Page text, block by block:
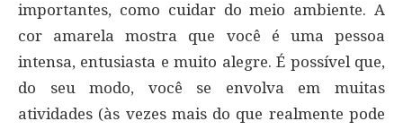
importantes, como cuidar do meio ambiente. A
cor amarela mostra que você é uma pessoa
intensa, entusiasta e muito alegre. É possível que,
do seu modo, você se envolva em muitas
atividades (às vezes mais do que realmente pode